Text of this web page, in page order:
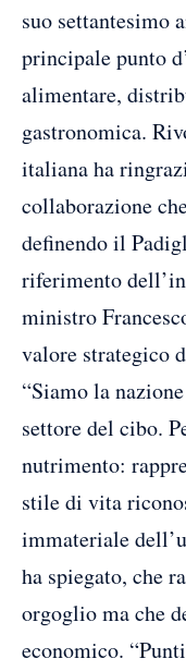
suo settantesimo
principale punto
alimentare,
gastronomica.
italiana ha
collaborazione
definendo il
riferimento
ministro
valore strategico
“Siamo la
settore del cibo.
nutrimento:
stile di vita
immateriale
ha spiegato, che
orgoglio ma che
economico.